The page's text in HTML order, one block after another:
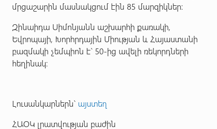
մրցաշարին մասնակցում էին 85 մարզիկներ:
Զինաիդա Սիմոնյանն աշխարհի քառակի,
Եվրոպայի, Խորհրդային Միության և Հայաստանի
բազմակի չեմպիոն է` 50-ից ավելի ռեկորդների
հեղինակ:
Լուսանկարներն` այստեղ
ՀԱՕԿ լրատվության բաժին